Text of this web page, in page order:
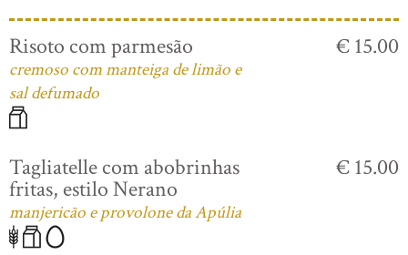
Risoto com parmesão
cremoso com manteiga de limão e
sal defumado
€ 15.00
Tagliatelle com abobrinhas
fritas, estilo Nerano
manjericão e provolone da Apúlia
€ 15.00